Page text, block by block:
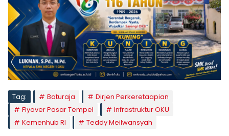
Tag: Baturaja
Dirjen Perkeretaapian
Flyover Pasar Tempel
Infrastruktur OKU
Kemenhub RI
Teddy Meilwansyah